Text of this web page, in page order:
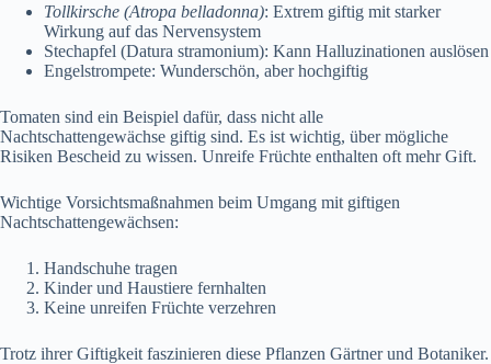
Tollkirsche (Atropa belladonna): Extrem giftig mit starker
Wirkung auf das Nervensystem
Stechapfel (Datura stramonium): Kann Halluzinationen auslösen
Engelstrompete: Wunderschön, aber hochgiftig
Tomaten sind ein Beispiel dafür, dass nicht alle
Nachtschattengewächse giftig sind. Es ist wichtig, über mögliche
Risiken Bescheid zu wissen. Unreife Früchte enthalten oft mehr Gift.
Wichtige Vorsichtsmaßnahmen beim Umgang mit giftigen
Nachtschattengewächsen:
Handschuhe tragen
Kinder und Haustiere fernhalten
Keine unreifen Früchte verzehren
Trotz ihrer Giftigkeit faszinieren diese Pflanzen Gärtner und Botaniker.